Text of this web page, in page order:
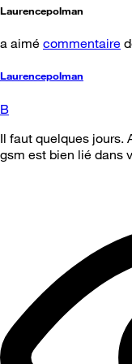
Laurencepolman
a aimé commentaire
Laurencepolman
B
Il faut quelques jours.
gsm est bien lié dans